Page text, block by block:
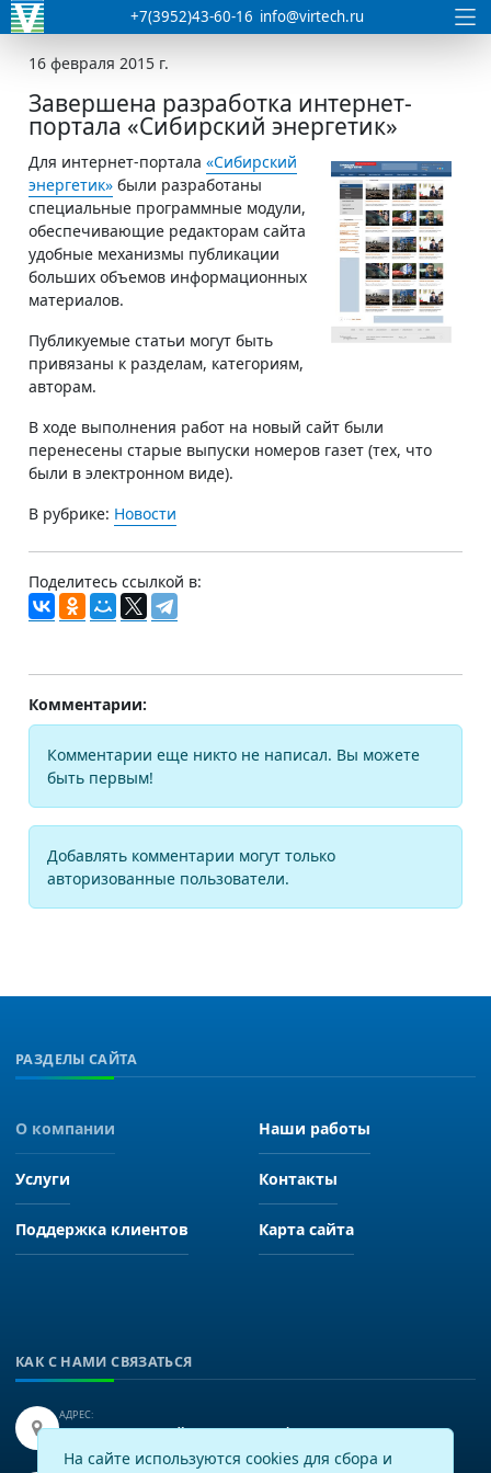
+7(3952)43-60-16 info@virtech.ru
16 февраля 2015 г.
Завершена разработка интернет-
портала «Сибирский энергетик»
Для интернет-портала «Сибирский
энергетик» были разработаны
специальные программные модули,
обеспечивающие редакторам сайта
удобные механизмы публикации
больших объемов информационных
материалов.
Публикуемые статьи могут быть
привязаны к разделам, категориям,
авторам.
В ходе выполнения работ на новый сайт были
перенесены старые выпуски номеров газет (тех, что
были в электронном виде).
В рубрике: Новости
Поделитесь ссылкой в:
Комментарии:
Комментарии еще никто не написал. Вы можете
быть первым!
Добавлять комментарии могут только
авторизованные пользователи.
РАЗДЕЛЫ САЙТА
О компании Наши работы
Услуги Контакты
Поддержка клиентов Карта сайта
КАК С НАМИ СВЯЗАТЬСЯ
АДРЕС:
Иркутск, улица Байкальская 249, офис 225.
На сайте используются cookies для сбора и